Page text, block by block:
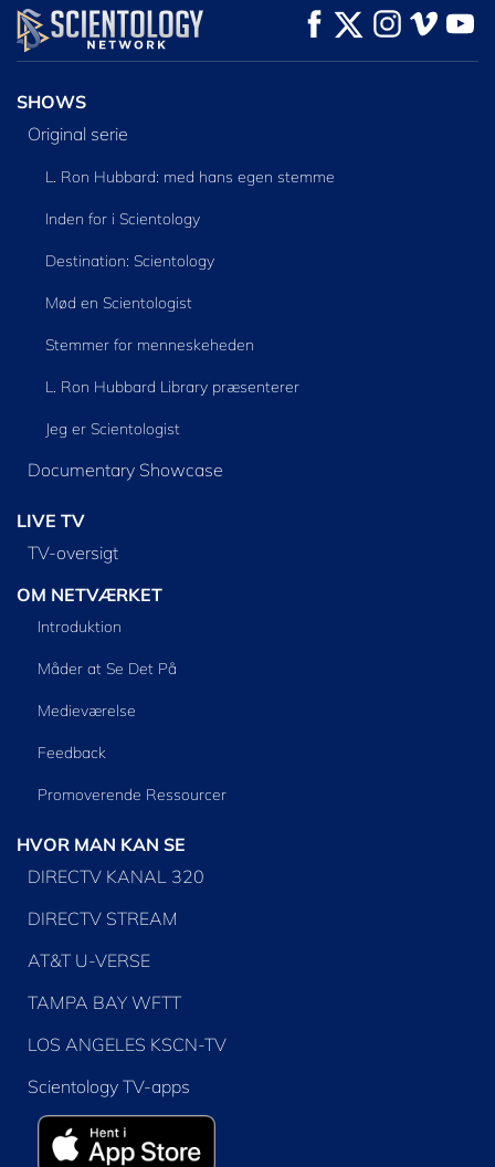
SE UDFORSK SERIEN
SHOWS
Original serie
L. Ron Hubbard: med hans egen stemme
Inden for i Scientology
Destination: Scientology
Mød en Scientologist
Stemmer for menneskeheden
L. Ron Hubbard Library præsenterer
Jeg er Scientologist
Documentary Showcase
LIVE TV
TV-oversigt
OM NETVÆRKET
Introduktion
Måder at Se Det På
Medieværelse
Feedback
Promoverende Ressourcer
HVOR MAN KAN SE
DIRECTV KANAL 320
DIRECTV STREAM
AT&T U-VERSE
TAMPA BAY WFTT
LOS ANGELES KSCN-TV
Scientology TV-apps